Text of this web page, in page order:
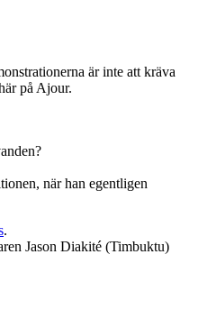
är inte att kräva
på Ajour.
när han egentligen
.
Jason Diakité (Timbuktu)